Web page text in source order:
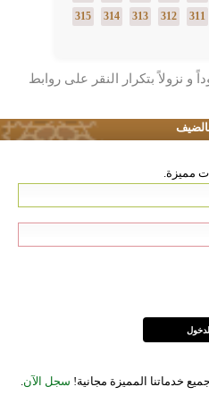
311
312
313
314
315
و نزولاً بتكرار النقر على روابط
مميزة.
خدماتنا المميزة مجانية! سجل الآن.